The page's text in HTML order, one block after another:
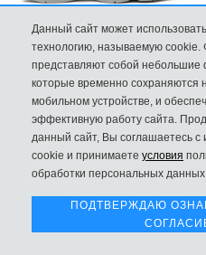
Кроссовки New Balance 9060
10570
Данный сайт может
технологию, называемую cookie.
представляют собой
которые временно сохраняются
мобильном устройстве, и
эффективную работу сайта.
данный сайт, Вы соглашаетесь
cookie и принимаете условия
обработки персональных
ПОДТВЕРЖДАЮ